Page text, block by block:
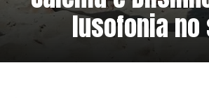
lusofonia no